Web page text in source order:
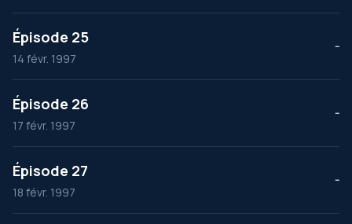
Épisode 25
14 févr. 1997
--
Épisode 26
17 févr. 1997
--
Épisode 27
18 févr. 1997
--